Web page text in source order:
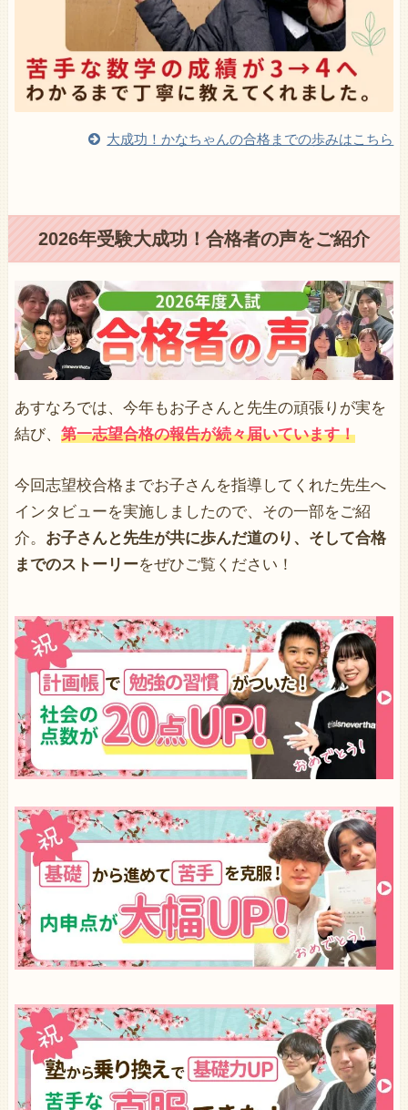
大成功！かなちゃんの合格までの歩みはこちら
2026年受験大成功！合格者の声をご紹介
あすなろでは、今年もお子さんと先生の頑張りが実を
結び、 第一志望合格の報告が続々届いています！
今回志望校合格までお子さんを指導してくれた先生へ
インタビューを実施しましたので、その一部をご紹
介。 お子さんと先生が共に歩んだ道のり、そして合格
までのストーリーをぜひご覧ください！